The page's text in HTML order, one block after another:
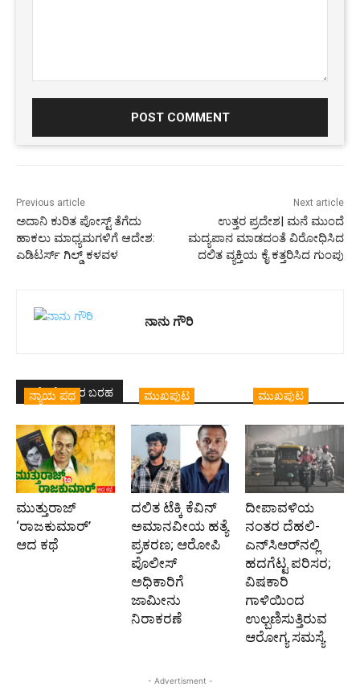
Previous article
ಅದಾನಿ ಕುರಿತ ಪೋಸ್ಟ್ ತೆಗೆದು
ಹಾಕಲು ಮಾಧ್ಯಮಗಳಿಗೆ ಆದೇಶ:
ಎಡಿಟರ್ಸ್ ಗಿಲ್ಡ್ ಕಳವಳ
Next article
ಉತ್ತರ ಪ್ರದೇಶ| ಮನೆ ಮುಂದೆ
ಮದ್ಯಪಾನ ಮಾಡದಂತೆ ವಿರೋಧಿಸಿದ
ದಲಿತ ವ್ಯಕ್ತಿಯ ಕೈ ಕತ್ತರಿಸಿದ ಗುಂಪು
ನಾನು ಗೌರಿ
ಇದೇ ಲೇಖಕರ ಬರಹ
ನ್ಯಾಯ ಪಥ
ಮುತ್ತುರಾಜ್
‘ರಾಜಕುಮಾರ್‍’
ಆದ ಕಥೆ
ಮುಖಪುಟ
ದಲಿತ ಟೆಕ್ಕಿ ಕೆವಿನ್
ಅಮಾನವೀಯ ಹತ್ಯೆ
ಪ್ರಕರಣ; ಆರೋಪಿ
ಪೊಲೀಸ್‌
ಅಧಿಕಾರಿಗೆ
ಜಾಮೀನು
ನಿರಾಕರಣೆ
ಮುಖಪುಟ
ದೀಪಾವಳಿಯ
ನಂತರ ದೆಹಲಿ-
ಎನ್‌ಸಿಆರ್‌ನಲ್ಲಿ
ಹದಗೆಟ್ಟ ಪರಿಸರ;
ವಿಷಕಾರಿ
ಗಾಳಿಯಿಂದ
ಉಲ್ಬಣಿಸುತ್ತಿರುವ
ಆರೋಗ್ಯ ಸಮಸ್ಯೆ
- Advertisment -